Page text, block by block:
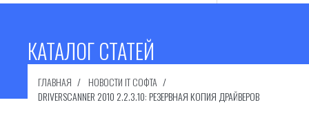
КАТАЛОГ СТАТЕЙ
ГЛАВНАЯ
НОВОСТИ IT СОФТА
DRIVERSCANNER 2010 2.2.3.10: РЕЗЕРВНАЯ КОПИЯ ДРАЙВЕРОВ